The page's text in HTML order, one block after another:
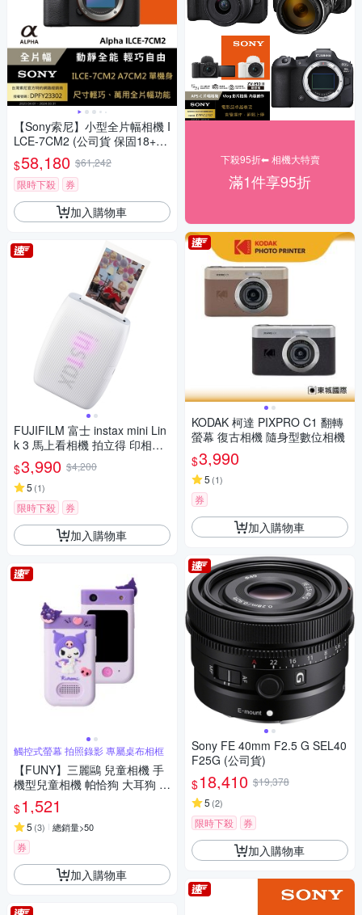
【Sony索尼】小型全片幅相機 I
LCE-7CM2 (公司貨 保固18+6
個月)
$58,180 $61,242
限時下殺
券
加入購物車
FUJIFILM 富士 instax mini Lin
k 3 馬上看相機 拍立得 印相機
公司貨
$3,990 $4,200
5 (1)
限時下殺 券
加入購物車
觸控式螢幕 拍照錄影 專屬桌布相框
【FUNY】三麗鷗 兒童相機 手
機型兒童相機 帕恰狗 大耳狗 酷
洛米
$1,521
5 (3) 總銷量>50
券
加入購物車
下殺95折⬅︎ 相機大特賣
滿1件享95折
KODAK 柯達 PIXPRO C1 翻轉
螢幕 復古相機 隨身型數位相機
$3,990
5 (1)
券
加入購物車
Sony FE 40mm F2.5 G SEL40
F25G (公司貨)
$18,410 $19,378
5 (2)
限時下殺 券
加入購物車